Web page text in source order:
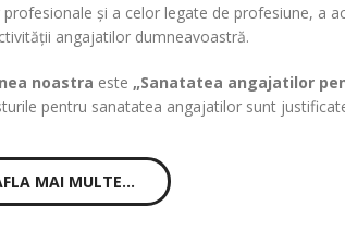
și a celor legate de profesiune, a
angajatilor dumneavoastră.
noastra este „Sanatatea angajatilor
pentru sanatatea angajatilor sunt
MAI MULTE...